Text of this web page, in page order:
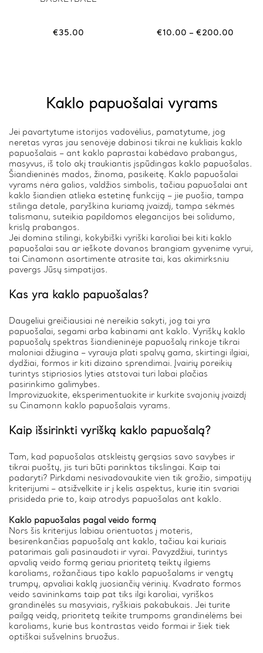
€35.00 €10.00 – €200.00Price
variants.
on
the
page
Kaklo papuošalai vyrams
Jei pavartytume istorijos vadovėlius, pamatytume, jog
neretas vyras jau senovėje dabinosi tikrai ne kukliais kaklo
papuošalais – ant kaklo paprastai kabėdavo prabangus,
masyvus, iš tolo akį traukiantis įspūdingas kaklo papuošalas.
Šiandieninės mados, žinoma, pasikeitę. Kaklo papuošalai
vyrams nėra galios, valdžios simbolis, tačiau papuošalai ant
kaklo šiandien atlieka estetinę funkciją – jie puošia, tampa
stilinga detale, paryškina kuriamą įvaizdį, tampa sėkmės
talismanu, suteikia papildomos elegancijos bei solidumo,
krislą prabangos.
Jei domina stilingi, kokybiški vyriški karoliai bei kiti kaklo
papuošalai sau ar ieškote dovanos brangiam gyvenime vyrui,
tai Cinamonn asortimente atrasite tai, kas akimirksniu
pavergs Jūsų simpatijas.
Kas yra kaklo papuošalas?
Daugeliui greičiausiai nė nereikia sakyti, jog tai yra
papuošalai, segami arba kabinami ant kaklo. Vyriškų kaklo
papuošalų spektras šiandieninėje papuošalų rinkoje tikrai
maloniai džiugina – vyrauja plati spalvų gama, skirtingi ilgiai,
dydžiai, formos ir kiti dizaino sprendimai. Įvairių poreikių
turintys stipriosios lyties atstovai turi labai plačias
pasirinkimo galimybes.
Improvizuokite, eksperimentuokite ir kurkite svajonių įvaizdį
su Cinamonn kaklo papuošalais vyrams.
Kaip išsirinkti vyrišką kaklo papuošalą?
Tam, kad papuošalas atskleistų gerąsias savo savybes ir
tikrai puoštų, jis turi būti parinktas tikslingai. Kaip tai
padaryti? Pirkdami nesivadovaukite vien tik grožio, simpatijų
kriterijumi – atsižvelkite ir į kelis aspektus, kurie itin svariai
prisideda prie to, kaip atrodys papuošalas ant kaklo.
Kaklo papuošalas pagal veido formą
Nors šis kriterijus labiau orientuotas į moteris,
besirenkančias papuošalą ant kaklo, tačiau kai kuriais
patarimais gali pasinaudoti ir vyrai. Pavyzdžiui, turintys
apvalią veido formą geriau prioritetą teiktų ilgiems
karoliams, rožančiaus tipo kaklo papuošalams ir vengtų
trumpų, apvaliai kaklą juosiančių vėrinių. Kvadrato formos
veido savininkams taip pat tiks ilgi karoliai, vyriškos
grandinėlės su masyviais, ryškiais pakabukais. Jei turite
pailgą veidą, prioritetą teikite trumpoms grandinėlėms bei
karoliams, kurie bus kontrastas veido formai ir šiek tiek
optiškai sušvelnins bruožus.